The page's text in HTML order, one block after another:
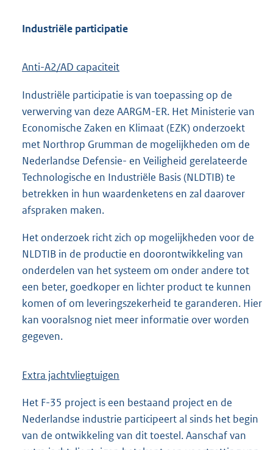
Industriële participatie
Anti-A2/AD capaciteit
Industriële participatie is van toepassing op de
verwerving van deze AARGM-ER. Het Ministerie van
Economische Zaken en Klimaat (EZK) onderzoekt
met Northrop Grumman de mogelijkheden om de
Nederlandse Defensie- en Veiligheid gerelateerde
Technologische en Industriële Basis (NLDTIB) te
betrekken in hun waardenketens en zal daarover
afspraken maken.
Het onderzoek richt zich op mogelijkheden voor de
NLDTIB in de productie en doorontwikkeling van
onderdelen van het systeem om onder andere tot
een beter, goedkoper en lichter product te kunnen
komen of om leveringszekerheid te garanderen. Hier
kan vooralsnog niet meer informatie over worden
gegeven.
Extra jachtvliegtuigen
Het F-35 project is een bestaand project en de
Nederlandse industrie participeert al sinds het begin
van de ontwikkeling van dit toestel. Aanschaf van